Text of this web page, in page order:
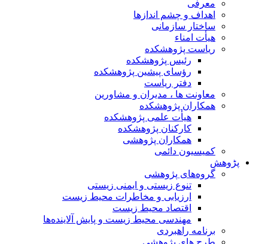
معرفی
اهداف و چشم اندازها
ساختار سازمانی
هیأت امناء
ریاست پژوهشکده
رئیس پژوهشکده
رؤسای پیشین پژوهشکده
دفتر ریاست
معاونت ها ، مدیران و مشاورین
همکاران پژوهشکده
هیأت علمی پژوهشکده
کارکنان پژوهشکده
همکاران پژوهشی
کمیسیون دائمی
پڑوهش
گروه‌های پژوهشی
تنوع زیستی و ایمنی زیستی
ارزیابی و مخاطرات محیط زیست
اقتصاد محیط زیست
مهندسی محیط زیست و پایش آلاینده‌ها
برنامه راهبردی